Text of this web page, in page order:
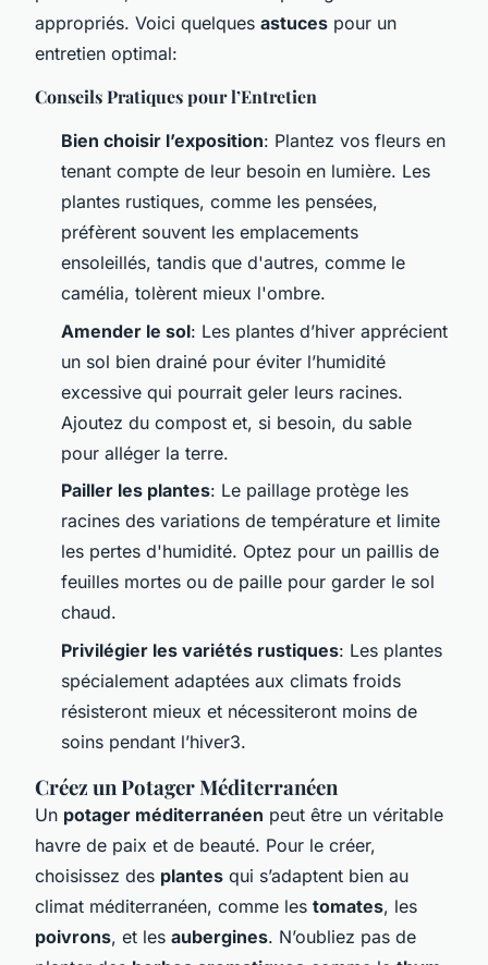
appropriés. Voici quelques astuces pour un
entretien optimal:
Conseils Pratiques pour l’Entretien
Bien choisir l’exposition: Plantez vos fleurs en
tenant compte de leur besoin en lumière. Les
plantes rustiques, comme les pensées,
préfèrent souvent les emplacements
ensoleillés, tandis que d'autres, comme le
camélia, tolèrent mieux l'ombre.
Amender le sol: Les plantes d’hiver apprécient
un sol bien drainé pour éviter l’humidité
excessive qui pourrait geler leurs racines.
Ajoutez du compost et, si besoin, du sable
pour alléger la terre.
Pailler les plantes: Le paillage protège les
racines des variations de température et limite
les pertes d'humidité. Optez pour un paillis de
feuilles mortes ou de paille pour garder le sol
chaud.
Privilégier les variétés rustiques: Les plantes
spécialement adaptées aux climats froids
résisteront mieux et nécessiteront moins de
soins pendant l’hiver3.
Créez un Potager Méditerranéen
Un potager méditerranéen peut être un véritable
havre de paix et de beauté. Pour le créer,
choisissez des plantes qui s’adaptent bien au
climat méditerranéen, comme les tomates, les
poivrons, et les aubergines. N’oubliez pas de